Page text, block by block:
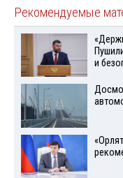
Рекомендуемые
и